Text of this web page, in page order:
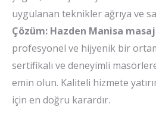
uygulanan teknikler ağrıya ve
Çözüm: Hazden Manisa
profesyonel ve hijyenik bir
sertifikalı ve deneyimli
emin olun. Kaliteli hizmete
için en doğru karardır.